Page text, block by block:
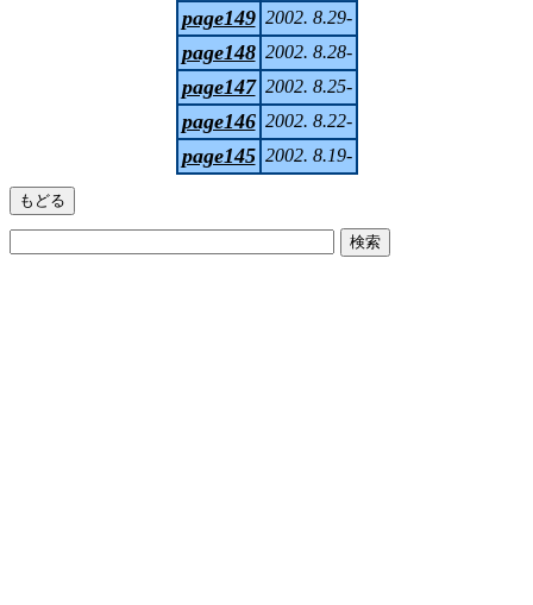
page149 2002. 8.29-
page148 2002. 8.28-
page147 2002. 8.25-
page146 2002. 8.22-
page145 2002. 8.19-